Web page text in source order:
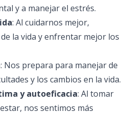
y a manejar el estrés.
: Al cuidarnos mejor,
la vida y enfrentar mejor los
: Nos prepara para manejar de
y los cambios en la vida.
y autoeficacia: Al tomar
nos sentimos más